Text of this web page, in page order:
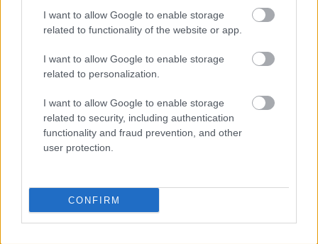
I want to allow Google to enable storage
related to functionality of the website or app.
I want to allow Google to enable storage
related to personalization.
I want to allow Google to enable storage
related to security, including authentication
functionality and fraud prevention, and other
user protection.
CONFIRM